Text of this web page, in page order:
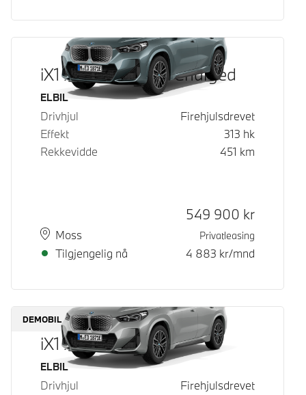
iX1 xDrive30 Fully Charged
Drivstoff
ELBIL
Drivhjul
Firehjulsdrevet
Effekt
313 hk
Rekkevidde
451 km
PlassMoss
Leveringstid
Tilgjengelig nå
Kontantpris
549 900 kr
Privatleasing
4 883 kr/mnd
DEMOBIL
iX1 xDrive30
Drivstoff
ELBIL
Drivhjul
Firehjulsdrevet